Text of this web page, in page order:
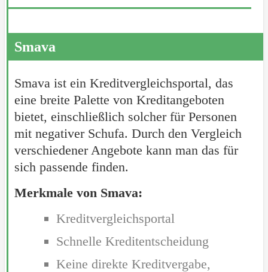
Smava
Smava ist ein Kreditvergleichsportal, das
eine breite Palette von Kreditangeboten
bietet, einschließlich solcher für Personen
mit negativer Schufa. Durch den Vergleich
verschiedener Angebote kann man das für
sich passende finden.
Merkmale von Smava:
Kreditvergleichsportal
Schnelle Kreditentscheidung
Keine direkte Kreditvergabe,